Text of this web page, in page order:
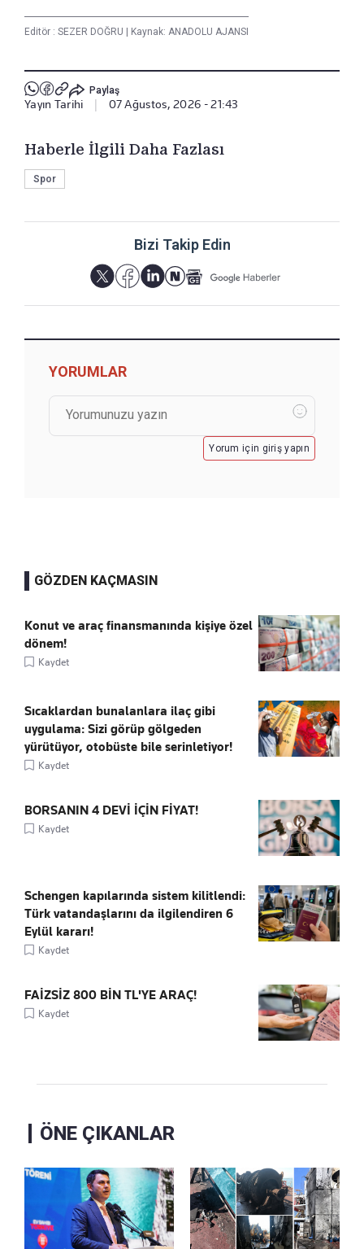
Editör : SEZER DOĞRU Kaynak: ANADOLU AJANSI
Paylaş
Yayın Tarihi 07 Ağustos, 2026 - 21:43
Haberle İlgili Daha Fazlası
Spor
Bizi Takip Edin
YORUMLAR
Yorum için giriş yapın
GÖZDEN KAÇMASIN
Konut ve araç finansmanında kişiye özel
dönem!
Kaydet
Sıcaklardan bunalanlara ilaç gibi
uygulama: Sizi görüp gölgeden
yürütüyor, otobüste bile serinletiyor!
Kaydet
BORSANIN 4 DEVİ İÇİN FİYAT!
Kaydet
Schengen kapılarında sistem kilitlendi:
Türk vatandaşlarını da ilgilendiren 6
Eylül kararı!
Kaydet
FAİZSİZ 800 BİN TL'YE ARAÇ!
Kaydet
ÖNE ÇIKANLAR